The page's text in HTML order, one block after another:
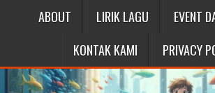
ABOUT LIRIK LAGU
EVENT
KONTAK KAMI
PRIVACY